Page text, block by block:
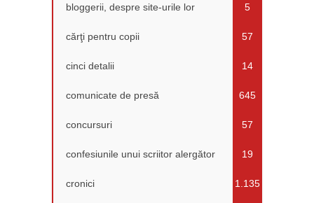
bloggerii, despre site-urile lor 5
cărţi pentru copii 57
cinci detalii 14
comunicate de presă 645
concursuri 57
confesiunile unui scriitor alergător 19
cronici 1.135